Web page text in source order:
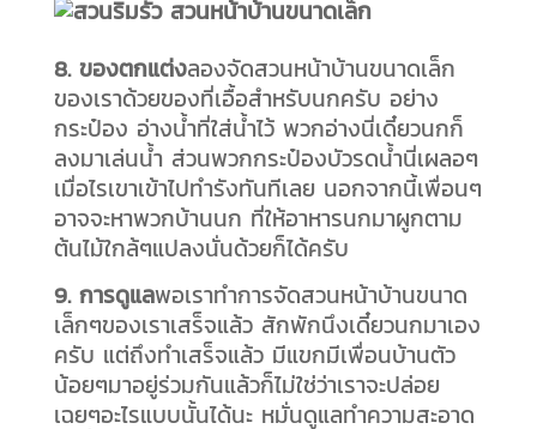
8. ของตกแต่งลองจัดสวนหน้าบ้านขนาดเล็ก
ของเราด้วยของที่เอื้อสำหรับนกครับ อย่าง
กระป๋อง อ่างน้ำที่ใส่น้ำไว้ พวกอ่างนี่เดี๋ยวนกก็
ลงมาเล่นน้ำ ส่วนพวกกระป๋องบัวรดน้ำนี่เผลอๆ
เมื่อไรเขาเข้าไปทำรังทันทีเลย นอกจากนี้เพื่อนๆ
อาจจะหาพวกบ้านนก ที่ให้อาหารนกมาผูกตาม
ต้นไม้ใกล้ๆแปลงนั่นด้วยก็ได้ครับ
9. การดูแลพอเราทำการจัดสวนหน้าบ้านขนาด
เล็กๆของเราเสร็จแล้ว สักพักนึงเดี๋ยวนกมาเอง
ครับ แต่ถึงทำเสร็จแล้ว มีแขกมีเพื่อนบ้านตัว
น้อยๆมาอยู่ร่วมกันแล้วก็ไม่ใช่ว่าเราจะปล่อย
เฉยๆอะไรแบบนั้นได้นะ หมั่นดูแลทำความสะอาด